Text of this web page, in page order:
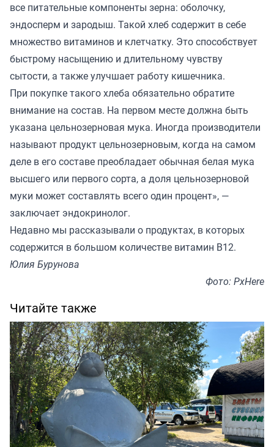
все питательные компоненты зерна: оболочку,
эндосперм и зародыш. Такой хлеб содержит в себе
множество витаминов и клетчатку. Это способствует
быстрому насыщению и длительному чувству
сытости, а также улучшает работу кишечника.
При покупке такого хлеба обязательно обратите
внимание на состав. На первом месте должна быть
указана цельнозерновая мука. Иногда производители
называют продукт цельнозерновым, когда на самом
деле в его составе преобладает обычная белая мука
высшего или первого сорта, а доля цельнозерновой
муки может составлять всего один процент», —
заключает эндокринолог.
Недавно мы рассказывали о продуктах, в которых
содержится в большом количестве витамин В12.
Юлия Бурунова
Фото: PxHere
Читайте также